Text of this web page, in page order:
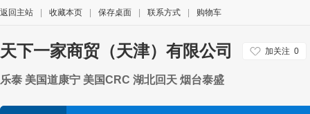
返回主站 收藏本页 保存桌面 联系方式 购物车
天下一家商贸（天津）有限公司 加关注 0
乐泰 美国道康宁 美国CRC 湖北回天 烟台泰盛